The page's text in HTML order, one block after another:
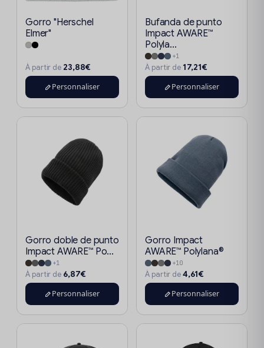
Gorro "Herschel
Elmer"
À partir de 23,88€
Personnaliser
Bufanda de punto
Impact AWARE™
Polyla...
+1
À partir de 17,21€
Personnaliser
Gorro doble de punto
Impact AWARE™ Po...
+1
À partir de 6,87€
Personnaliser
Gorro Impact
AWARE™ Polylana®
+10
À partir de4,61€
Personnaliser